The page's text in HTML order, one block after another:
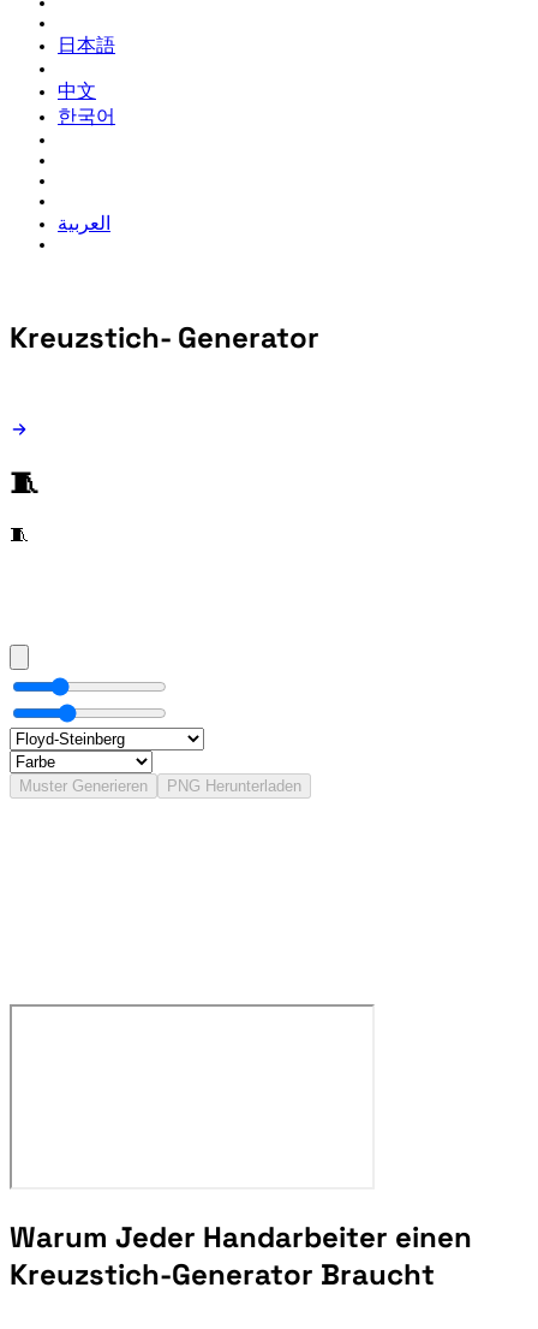
日本語
中文
한국어
العربية
Kreuzstich- Generator
🧵
🧵
Muster Generieren PNG Herunterladen
Warum Jeder Handarbeiter einen
Kreuzstich-Generator Braucht